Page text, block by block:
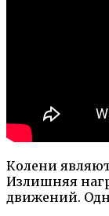
Колени
Излишняя
движений.